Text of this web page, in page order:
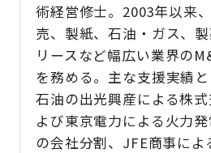
術経営修士。2003年以来
売、製紙、石油・ガス、製
リースなど幅広い業界の
を務める。主な支援実績
石油の出光興産による株
よび東京電力による火力
の会社分割、JFE商事に